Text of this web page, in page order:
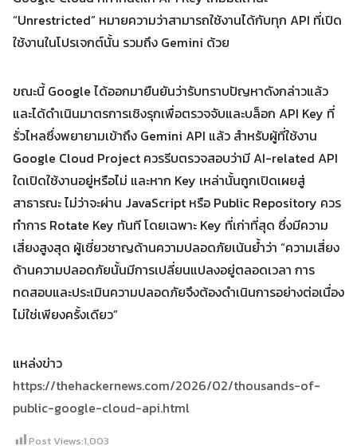
“Unrestricted” หมายความว่าสามารถใช้งานได้กับทุก API ที่เปิด
ใช้งานในโปรเจกต์นั้น รวมถึง Gemini ด้วย
ขณะนี้ Google ได้ออกมายืนยันว่ารับทราบปัญหาดังกล่าวแล้ว
และได้ดำเนินมาตรการเชิงรุกเพื่อตรวจจับและบล็อก API Key ที่
รั่วไหลซึ่งพยายามเข้าถึง Gemini API แล้ว สำหรับผู้ที่ใช้งาน
Google Cloud Project ควรรีบตรวจสอบว่ามี AI-related API
ใดเปิดใช้งานอยู่หรือไม่ และหาก Key เหล่านั้นถูกเปิดเผยสู่
สาธารณะ ไม่ว่าจะผ่าน JavaScript หรือ Public Repository ควร
ทำการ Rotate Key ทันที โดยเฉพาะ Key ที่เก่าที่สุด ซึ่งมีความ
เสี่ยงสูงสุด ผู้เชี่ยวชาญด้านความปลอดภัยเน้นย้ำว่า “ความเสี่ยง
ด้านความปลอดภัยนั้นมีการเปลี่ยนแปลงอยู่ตลอดเวลา การ
ทดสอบและประเมินความปลอดภัยจึงต้องดำเนินการอย่างต่อเนื่อง
ไม่ใช่เพียงครั้งเดียว”
แหล่งข่าว
https://thehackernews.com/2026/02/thousands-of-
public-google-cloud-api.html
Post Views:1,003